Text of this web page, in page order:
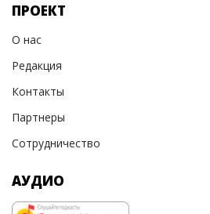
ПРОЕКТ
О нас
Редакция
Контакты
Партнеры
Сотрудничество
АУДИО